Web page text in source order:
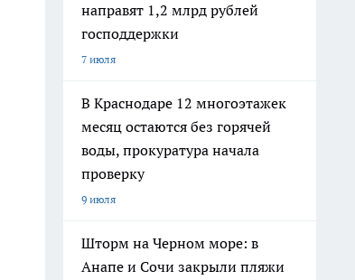
направят 1,2 млрд рублей
господдержки
7 июля
В Краснодаре 12 многоэтажек
месяц остаются без горячей
воды, прокуратура начала
проверку
9 июля
Шторм на Черном море: в
Анапе и Сочи закрыли пляжи